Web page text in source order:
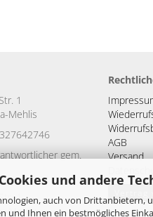
und andere
auch von
und Ihnen ein bestmögliches
1
Mehlis
gem.
1
Mehlis
AGB
Versand